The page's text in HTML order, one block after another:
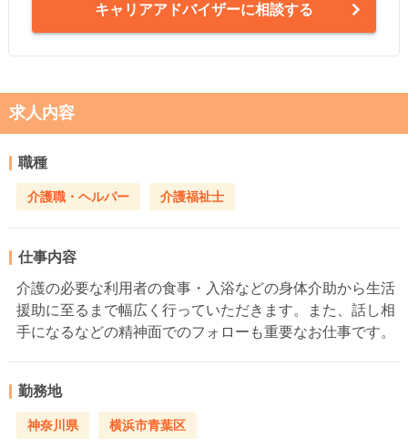
キャリアアドバイザーに相談する
求人内容
職種
介護職・ヘルパー 介護福祉士
仕事内容
介護の必要な利用者の食事・入浴などの身体介助から生活
援助に至るまで幅広く行っていただきます。また、話し相
手になるなどの精神面でのフォローも重要なお仕事です。
勤務地
神奈川県 横浜市青葉区